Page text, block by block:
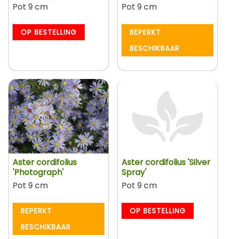
Pot 9 cm
OP BESTELLING
Pot 9 cm
BEPERKT
BESCHIKBAAR
Aster cordifolius
'Photograph'
Pot 9 cm
BEPERKT
BESCHIKBAAR
Aster cordifolius 'Silver
Spray'
Pot 9 cm
OP BESTELLING